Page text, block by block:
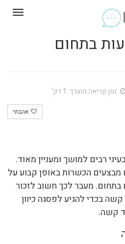
בתחום
זמן קריאה מוערך: 1 דק'
אהבתי
רבים למושך ומעניין מאוד.
הכשרות באופן קבוע על
מעבר לכך חשוב לזכור
בכדי להגיע לפסגה כיוון
קשה.